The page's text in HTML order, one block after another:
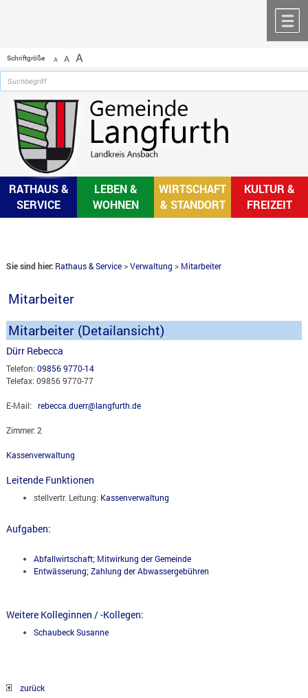
Schriftgröße A A A
RATHAUS &
SERVICE
LEBEN &
WOHNEN
WIRTSCHAFT
& STANDORT
KULTUR &
FREIZEIT
Sie sind hier: Rathaus & Service>Verwaltung > Mitarbeiter
Mitarbeiter
Mitarbeiter (Detailansicht)
Dürr Rebecca
Telefon: 09856 9770-14
Telefax: 09856 9770-77
E-Mail: rebecca.duerr@langfurth.de
Zimmer: 2
Kassenverwaltung
Leitende Funktionen
stellvertr. Leitung: Kassenverwaltung
Aufgaben:
Abfallwirtschaft; Mitwirkung der Gemeinde
Entwässerung; Zahlung der Abwassergebühren
Weitere Kolleginnen / -Kollegen:
Schaubeck Susanne
zurück